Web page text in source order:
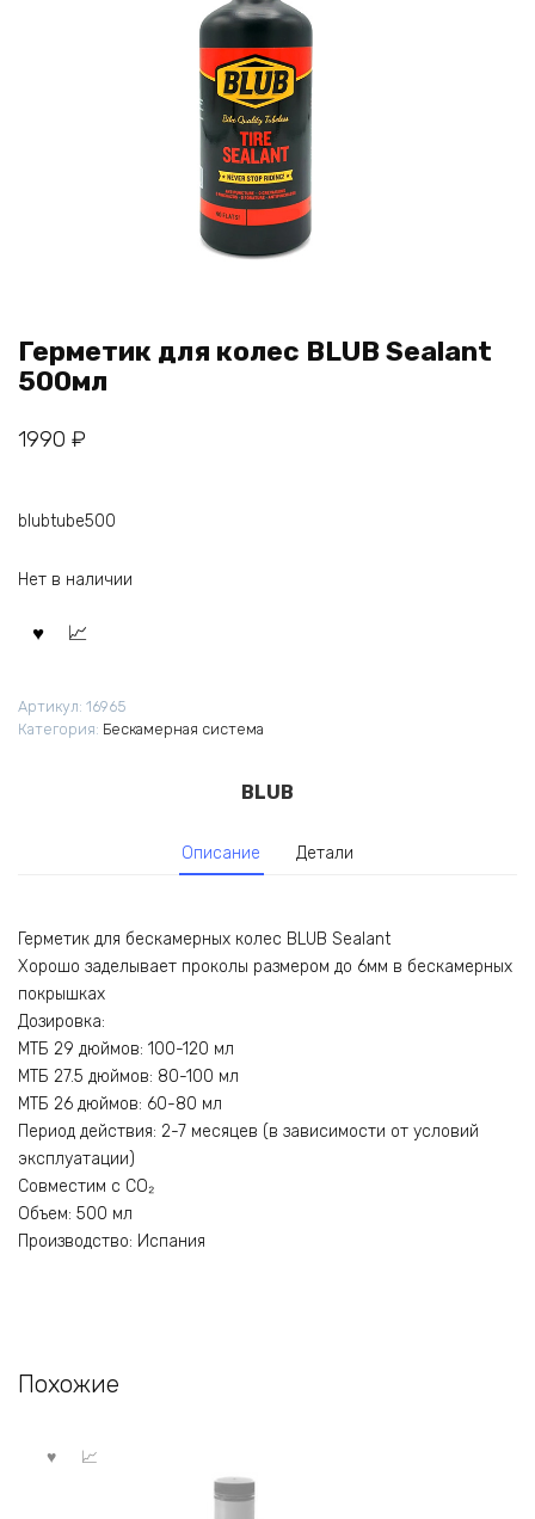
Герметик для колес BLUB Sealant
500мл
1990 ₽
blubtube500
Нет в наличии
Артикул: 16965
Категория: Бескамерная система
BLUB
Описание Детали
Герметик для бескамерных колес BLUB Sealant
Хорошо заделывает проколы размером до 6мм в бескамерных
покрышках
Дозировка:
МТБ 29 дюймов: 100-120 мл
МТБ 27.5 дюймов: 80-100 мл
МТБ 26 дюймов: 60-80 мл
Период действия: 2-7 месяцев (в зависимости от условий
эксплуатации)
Совместим с CO₂
Объем: 500 мл
Производство: Испания
Похожие